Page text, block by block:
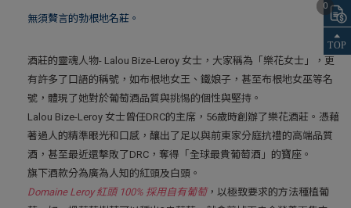
無須贅言的勃根地名莊。
酒莊的靈魂人物- Lalou Bize-Leroy 女士，大家稱為「樂花女士」，更
有許多了口語的稱號，如布根地女王、鐵娘子，甚至布根地女巫等名
號，體現了她對於葡萄酒品質與挑惕的個性與堅持。
Lalou Bize-Leroy 女士曾任DRC的主席，56歲時創辦了樂花酒莊。憑藉
著過人的精準眼光和口感，釀出了足以與前東家分庭抗禮的高端品質
酒，甚至最近還擊敗了DRC，奪得「全球最貴葡萄酒」的寶座。
旗下酒款分為廣為人知的紅頭及白頭。
Domaine Leroy 紅頭 100% 採用自有葡萄，以極致要求的方法種植葡
0